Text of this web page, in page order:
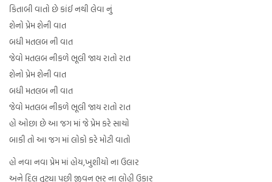
કિતાબી વાતો છે કાંઈ નથી લેવા નું
શેનો પ્રેમ શેની વાત
બધી મતલબ ની વાત
જેવો મતલબ નીકળે ભૂલી જાય રાતો રાત
શેનો પ્રેમ શેની વાત
બધી મતલબ ની વાત
જેવો મતલબ નીકળે ભૂલી જાય રાતો રાત
હો ઓછા છે આ જગ માં જે પ્રેમ કરે સાચો
બાકી તો આ જગ માં લોકો કરે મોટી વાતો
હો નવા નવા પ્રેમ માં હોય,ખુશીયો ના ઉલાર
અને દિલ તૂટ્યા પછી જીવન ભર ના લોહી ઉકાર